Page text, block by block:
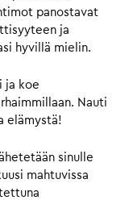
panostavat
ja
hyvillä mielin.
ja koe
Nauti
elämystä!
sinulle
mahtuvissa